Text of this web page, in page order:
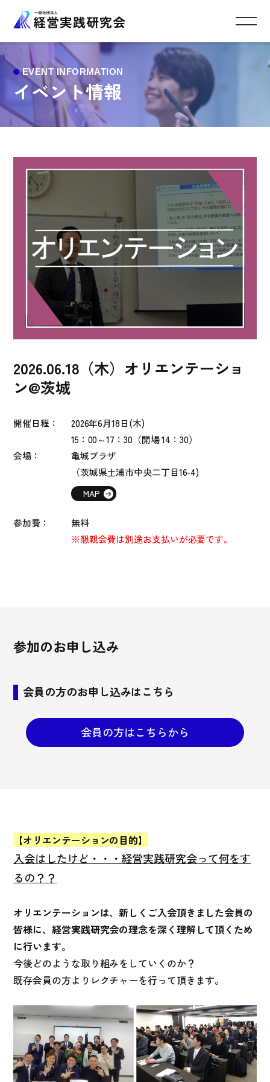
イベント情報
2026.06.18（木）オリエンテーショ
ン@茨城
開催日程： 2026年6月18日(木)
15：00～17：30（開場 14：30）
会場：
亀城プラザ
（茨城県土浦市中央二丁目16-4)
MAP
参加費：
無料
※懇親会費は別途お支払いが必要です。
参加のお申し込み
会員の方のお申し込みはこちら
会員の方はこちらから
【オリエンテーションの目的】
入会はしたけど・・・経営実践研究会って何をす
るの？？
オリエンテーションは、新しくご入会頂きました会員の
皆様に、経営実践研究会の理念を深く理解して頂くため
に行います。
今後どのような取り組みをしていくのか？
既存会員の方よりレクチャーを行って頂きます。